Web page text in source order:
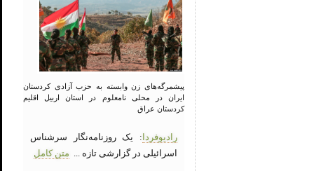
پیشمرگه‌های زن وابسته به حزب آزادی کردستان
ایران در محلی نامعلوم در استان اربیل اقلیم
کردستان عراق
رادیوفردا : یک روزنامه‌نگار سرشناس
اسرائیلی در گزارشی تازه ... متن کامل